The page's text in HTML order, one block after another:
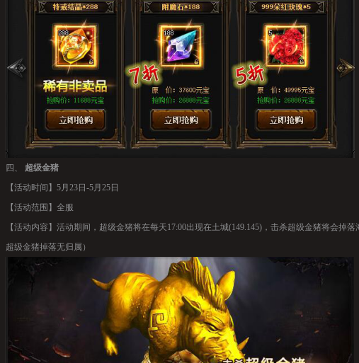
四、 超级金猪
【活动时间】5月23日-5月25日
【活动范围】全服
【活动内容】活动期间，超级金猪将在每天17:00出现在土城(149.145)，击杀超级金猪将会掉
超级金猪掉落无归属）